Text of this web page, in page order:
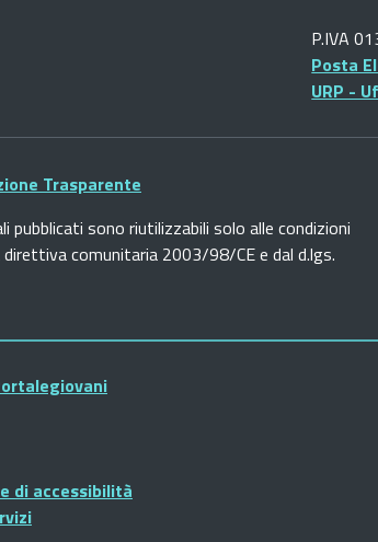
P.IVA
Posta
URP -
Trasparente
pubblicati sono riutilizzabili solo alle condizioni
comunitaria 2003/98/CE e dal d.lgs.
di accessibilità